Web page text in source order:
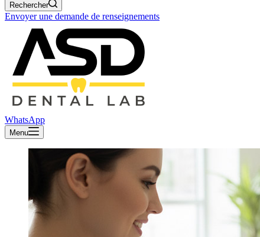
Rechercher
Envoyer une demande de renseignements
WhatsApp
Menu